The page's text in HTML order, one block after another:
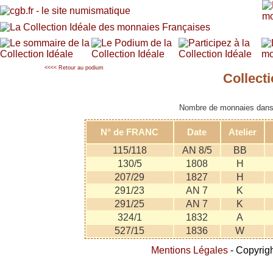
<<<< Retour au podium
Nombre de monnaies
N° de FRANC Date
Atelier
115/118
AN 8/5
BB
130/5
1808
H
207/29
1827
H
291/23
AN 7
K
291/25
AN 7
K
324/1
1832
A
527/15
1836
W
Mentions Légales -